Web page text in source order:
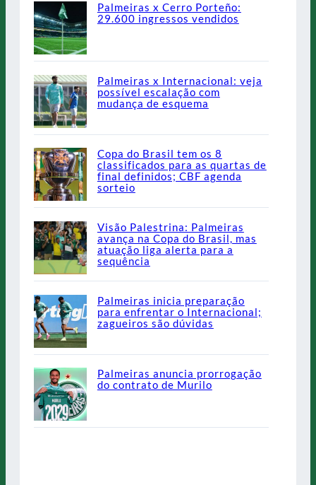
Palmeiras x Cerro Porteño:
29.600 ingressos vendidos
Palmeiras x Internacional: veja
possível escalação com
mudança de esquema
Copa do Brasil tem os 8
classificados para as quartas de
final definidos; CBF agenda
sorteio
Visão Palestrina: Palmeiras
avança na Copa do Brasil, mas
atuação liga alerta para a
sequência
Palmeiras inicia preparação
para enfrentar o Internacional;
zagueiros são dúvidas
Palmeiras anuncia prorrogação
do contrato de Murilo